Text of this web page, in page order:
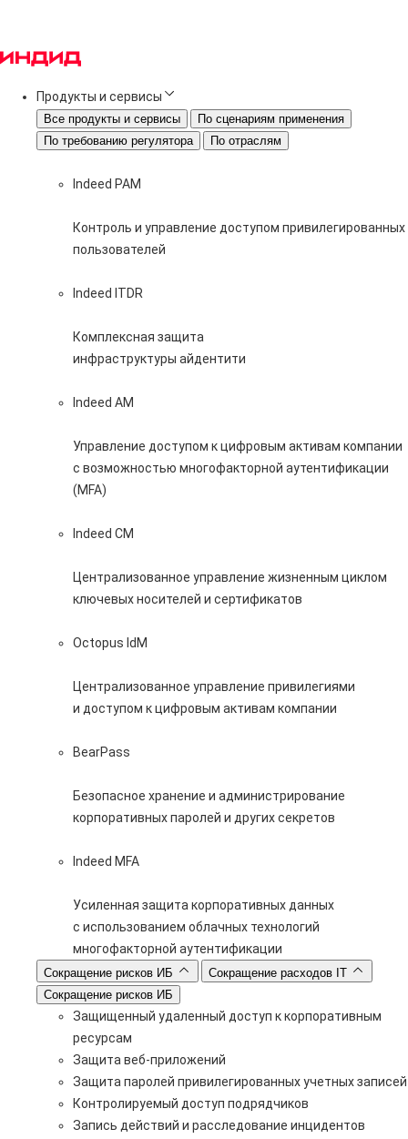
Продукты и сервисы
Все продукты и сервисы
По сценариям применения
По требованию регулятора
По отраслям
Indeed PAM
Контроль и управление доступом привилегированных
пользователей
Indeed ITDR
Комплексная защита
инфраструктуры айдентити
Indeed AM
Управление доступом к цифровым активам компании
с возможностью многофакторной аутентификации
(MFA)
Indeed CM
Централизованное управление жизненным циклом
ключевых носителей и сертификатов
Octopus IdM
Централизованное управление привилегиями
и доступом к цифровым активам компании
BearPass
Безопасное хранение и администрирование
корпоративных паролей и других секретов
Indeed MFA
Усиленная защита корпоративных данных
с использованием облачных технологий
многофакторной аутентификации
Сокращение рисков ИБ
Сокращение расходов IT
Сокращение рисков ИБ
Защищенный удаленный доступ к корпоративным
ресурсам
Защита веб-приложений
Защита паролей привилегированных учетных записей
Контролируемый доступ подрядчиков
Запись действий и расследование инцидентов